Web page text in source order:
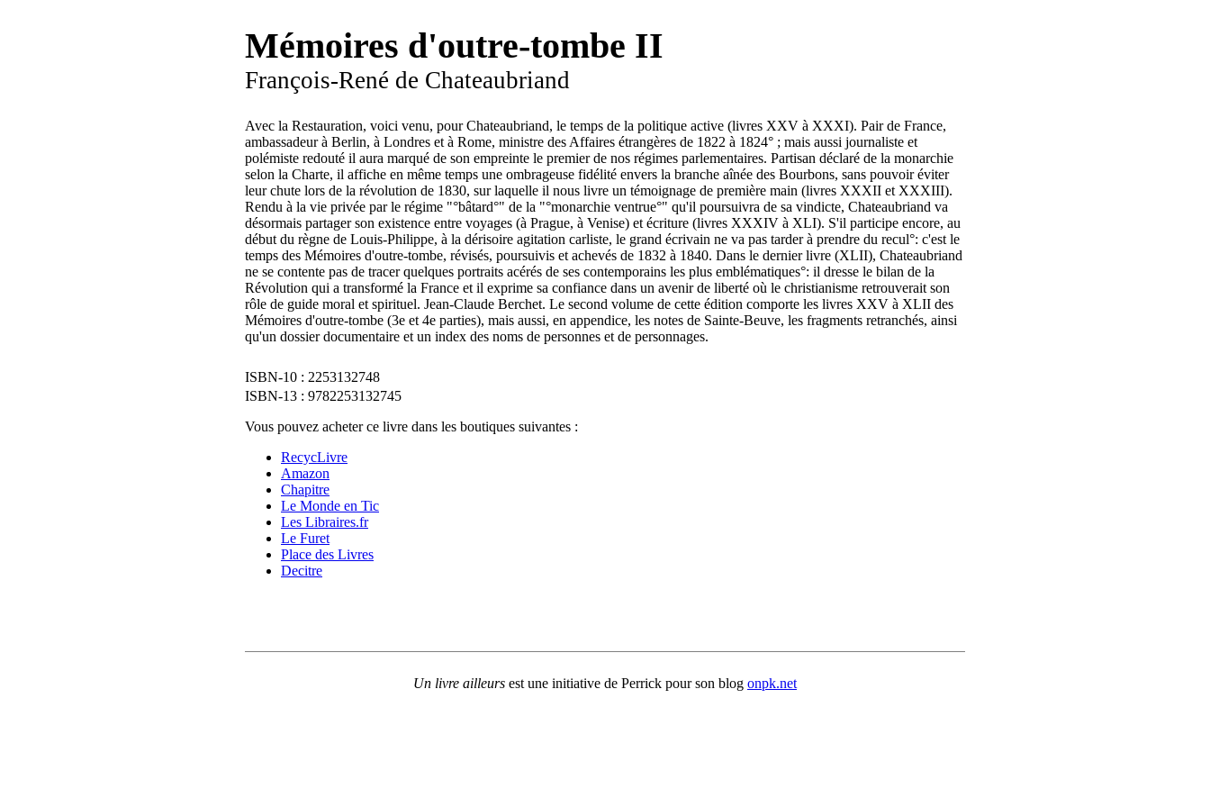
Mémoires d'outre-tombe II
François-René de Chateaubriand
Avec la Restauration, voici venu, pour Chateaubriand, le temps de la politique active (livres XXV à XXXI). Pair de France,
ambassadeur à Berlin, à Londres et à Rome, ministre des Affaires étrangères de 1822 à 1824° ; mais aussi journaliste et
polémiste redouté il aura marqué de son empreinte le premier de nos régimes parlementaires. Partisan déclaré de la monarchie
selon la Charte, il affiche en même temps une ombrageuse fidélité envers la branche aînée des Bourbons, sans pouvoir éviter
leur chute lors de la révolution de 1830, sur laquelle il nous livre un témoignage de première main (livres XXXII et XXXIII).
Rendu à la vie privée par le régime "°bâtard°" de la "°monarchie ventrue°" qu'il poursuivra de sa vindicte, Chateaubriand va
désormais partager son existence entre voyages (à Prague, à Venise) et écriture (livres XXXIV à XLI). S'il participe encore, au
début du règne de Louis-Philippe, à la dérisoire agitation carliste, le grand écrivain ne va pas tarder à prendre du recul°: c'est le
temps des Mémoires d'outre-tombe, révisés, poursuivis et achevés de 1832 à 1840. Dans le dernier livre (XLII), Chateaubriand
ne se contente pas de tracer quelques portraits acérés de ses contemporains les plus emblématiques°: il dresse le bilan de la
Révolution qui a transformé la France et il exprime sa confiance dans un avenir de liberté où le christianisme retrouverait son
rôle de guide moral et spirituel. Jean-Claude Berchet. Le second volume de cette édition comporte les livres XXV à XLII des
Mémoires d'outre-tombe (3e et 4e parties), mais aussi, en appendice, les notes de Sainte-Beuve, les fragments retranchés, ainsi
qu'un dossier documentaire et un index des noms de personnes et de personnages.
2253132748
9782253132745
Vous pouvez acheter ce livre dans les boutiques suivantes :
RecycLivre
Amazon
Chapitre
Le Monde en Tic
Les Libraires.fr
Le Furet
Place des Livres
Decitre
Un livre ailleurs est une initiative de Perrick pour son blog onpk.net